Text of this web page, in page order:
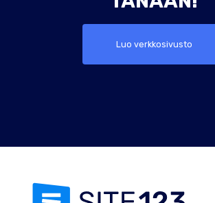
Luo verkkosivusto